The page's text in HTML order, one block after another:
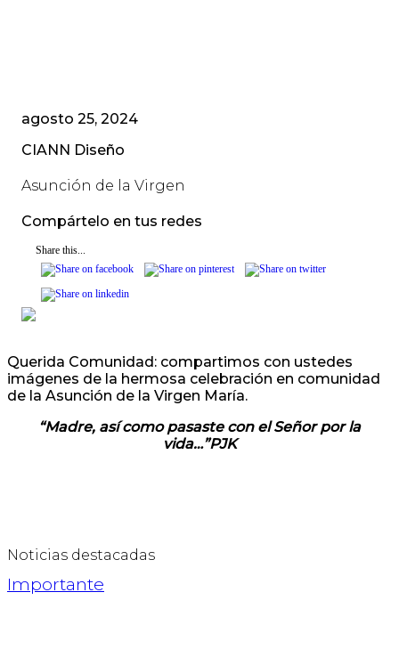
agosto 25, 2024
CIANN Diseño
Asunción de la Virgen
Compártelo en tus redes
Share this...
Querida Comunidad: compartimos con ustedes
imágenes de la hermosa celebración en comunidad
de la Asunción de la Virgen María.
“Madre, así como pasaste con el Señor por la
vida…”PJK
Noticias destacadas
Importante